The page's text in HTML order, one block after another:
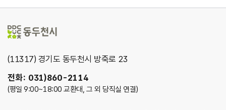
(11317) 경기도 동두천시 방죽로 23
전화: 031)860-2114
(평일 9:00~18:00 교환대, 그 외 당직실 연결)